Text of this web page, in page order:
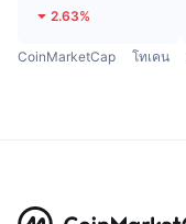
2.63%
CoinMarketCap โทเคน